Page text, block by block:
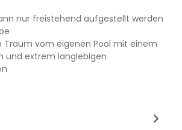
nur freistehend aufgestellt werden
Traum vom eigenen Pool mit einem
und extrem langlebigen